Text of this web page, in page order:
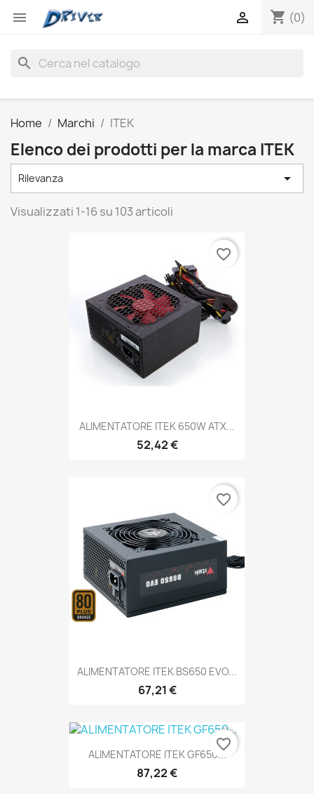
 shopping_cart (0)

search
Home Marchi ITEK
Elenco dei prodotti per la marca ITEK
Rilevanza 
Visualizzati 1-16 su 103 articoli
ALIMENTATORE ITEK 650W ATX...
52,42 €
favorite_border
ALIMENTATORE ITEK BS650 EVO...
67,21 €
favorite_border
ALIMENTATORE ITEK GF650...
87,22 €
favorite_border